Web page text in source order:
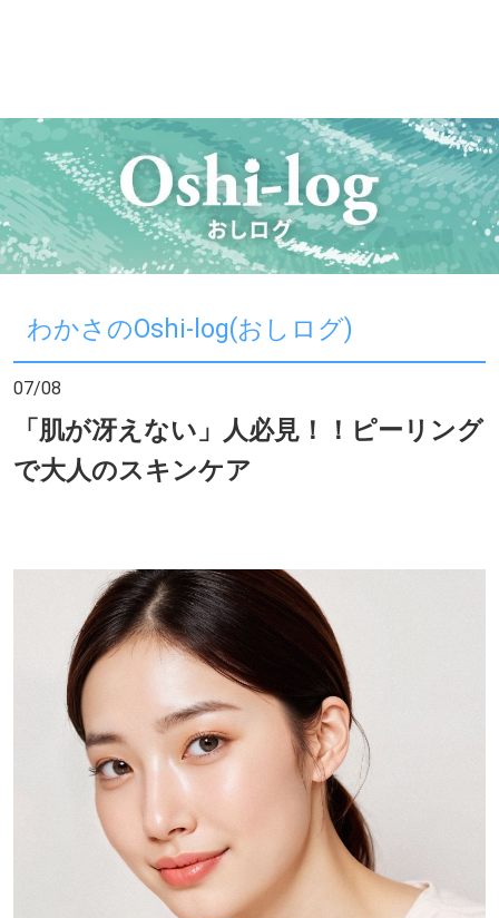
わかさのOshi-log(おしログ)
07/08
「肌が冴えない」人必見！！ピーリング
で⼤⼈のスキンケア